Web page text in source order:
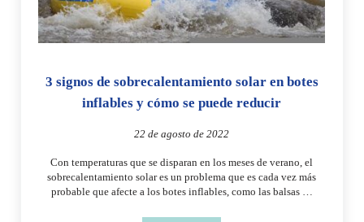
3 signos de sobrecalentamiento solar en botes
inflables y cómo se puede reducir
22 de agosto de 2022
Con temperaturas que se disparan en los meses de verano, el
sobrecalentamiento solar es un problema que es cada vez más
probable que afecte a los botes inflables, como las balsas …